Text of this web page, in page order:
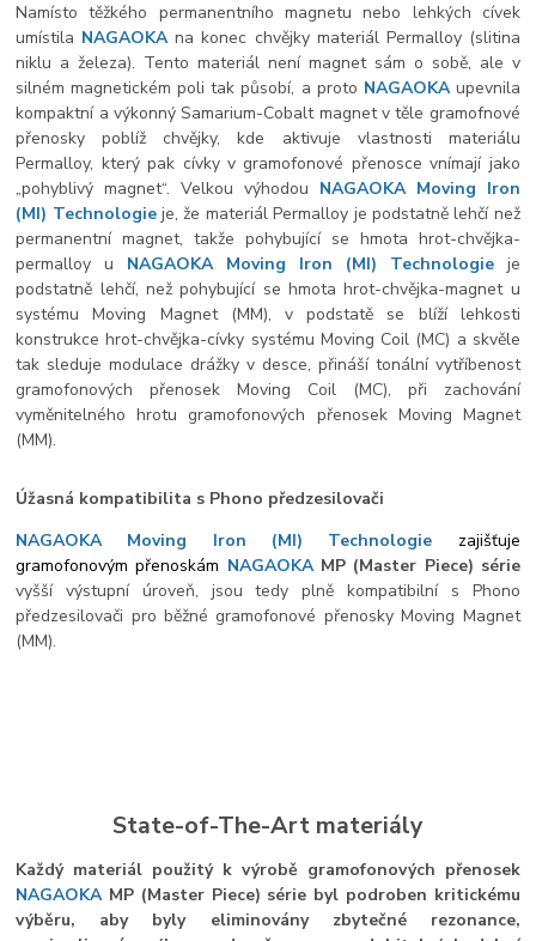
Namísto těžkého permanentního magnetu nebo lehkých cívek
umístila NAGAOKAna konec chvějky materiál Permalloy (slitina
niklu a železa). Tento materiál není magnet sám o sobě, ale v
silném magnetickém poli tak působí, a proto NAGAOKAupevnila
kompaktní a výkonný Samarium-Cobalt magnet v těle gramofnové
přenosky poblíž chvějky, kde aktivuje vlastnosti materiálu
Permalloy, který pak cívky v gramofonové přenosce vnímají jako
„pohyblivý magnet“. Velkou výhodou NAGAOKA Moving Iron
(MI) Technologieje, že materiál Permalloy je podstatně lehčí než
permanentní magnet, takže pohybující se hmota hrot-chvějka-
permalloy u NAGAOKA Moving Iron (MI) Technologieje
podstatně lehčí, než pohybující se hmota hrot-chvějka-magnet u
systému Moving Magnet (MM), v podstatě se blíží lehkosti
konstrukce hrot-chvějka-cívky systému Moving Coil (MC) a skvěle
tak sleduje modulace drážky v desce, přináší tonální vytříbenost
gramofonových přenosek Moving Coil (MC), při zachování
vyměnitelného hrotu gramofonových přenosek Moving Magnet
(MM).
Úžasná kompatibilita s Phono předzesilovači
NAGAOKA Moving Iron (MI) Technologie zajišťuje
gramofonovým přenoskám NAGAOKA MP (Master Piece) série
vyšší výstupní úroveň, jsou tedy plně kompatibilní s Phono
předzesilovači pro běžné gramofonové přenosky Moving Magnet
(MM).
State-of-The-Art materiály
Každý materiál použitý k výrobě gramofonových přenosek
NAGAOKAMP (Master Piece) série byl podroben kritickému
výběru, aby byly eliminovány zbytečné rezonance,